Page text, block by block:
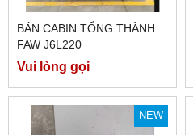
BÁN CABIN TỔNG THÀNH
FAW J6L220
Vui lòng gọi
NEW